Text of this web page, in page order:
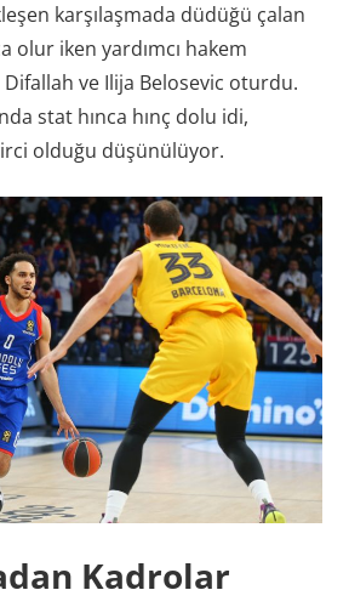
karşılaşmada düdüğü çalan
olur iken yardımcı hakem
ve Ilija Belosevic oturdu.
stat hınca hınç dolu idi,
olduğu düşünülüyor.
Kadrolar